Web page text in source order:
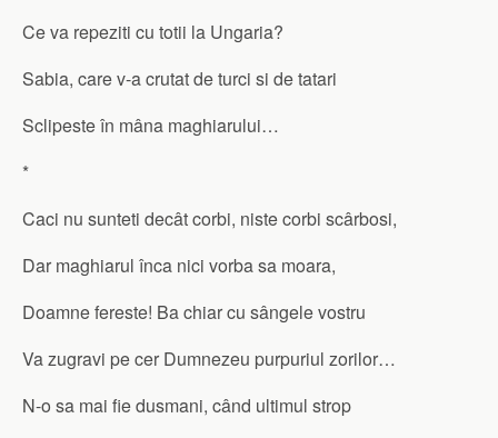
Ce va repeziti cu totii la Ungaria?
Sabia, care v-a crutat de turci si de tatari
Sclipeste în mâna maghiarului…
*
Caci nu sunteti decât corbi, niste corbi scârbosi,
Dar maghiarul înca nici vorba sa moara,
Doamne fereste! Ba chiar cu sângele vostru
Va zugravi pe cer Dumnezeu purpuriul zorilor…
N-o sa mai fie dusmani, când ultimul strop